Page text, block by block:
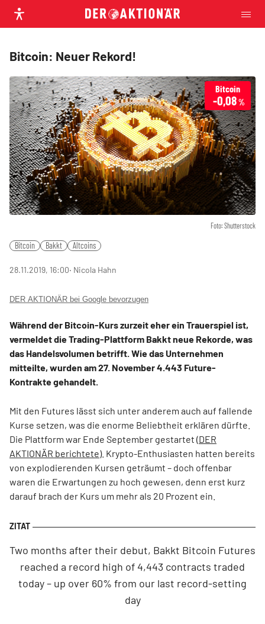
Bitcoin: Neuer Rekord!
Foto: Shutterstock
Bitcoin
-0,08%
Bitcoin Bakkt Altcoins
28.11.2019, 16:00‧ Nicola Hahn
DER AKTIONÄR bei Google bevorzugen
Während der Bitcoin-Kurs zurzeit eher ein Trauerspiel ist,
vermeldet die Trading-Plattform Bakkt neue Rekorde, was
das Handelsvolumen betrifft. Wie das Unternehmen
mitteilte, wurden am 27. November 4.443 Future-
Kontrakte gehandelt.
Mit den Futures lässt sich unter anderem auch auf fallende
Kurse setzen, was die enorme Beliebtheit erklären dürfte.
Die Plattform war Ende September gestartet (DER
AKTIONÄR berichtete). Krypto-Enthusiasten hatten bereits
von explodierenden Kursen geträumt – doch offenbar
waren die Erwartungen zu hoch gewesen, denn erst kurz
darauf brach der Kurs um mehr als 20 Prozent ein.
Two months after their debut, Bakkt Bitcoin Futures
reached a record high of 4,443 contracts traded
today – up over 60% from our last record-setting
day